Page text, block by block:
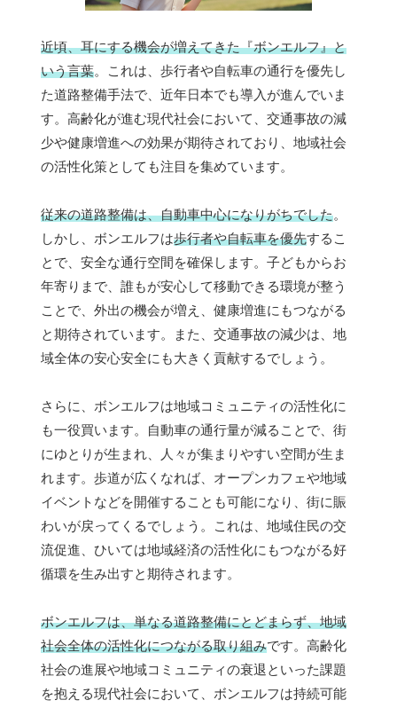
近頃、耳にする機会が増えてきた『ボンエルフ』と
いう言葉。これは、歩行者や自転車の通行を優先し
た道路整備手法で、近年日本でも導入が進んでいま
す。高齢化が進む現代社会において、交通事故の減
少や健康増進への効果が期待されており、地域社会
の活性化策としても注目を集めています。
従来の道路整備は、自動車中心になりがちでした。
しかし、ボンエルフは歩行者や自転車を優先するこ
とで、安全な通行空間を確保します。子どもからお
年寄りまで、誰もが安心して移動できる環境が整う
ことで、外出の機会が増え、健康増進にもつながる
と期待されています。また、交通事故の減少は、地
域全体の安心安全にも大きく貢献するでしょう。
さらに、ボンエルフは地域コミュニティの活性化に
も一役買います。自動車の通行量が減ることで、街
にゆとりが生まれ、人々が集まりやすい空間が生ま
れます。歩道が広くなれば、オープンカフェや地域
イベントなどを開催することも可能になり、街に賑
わいが戻ってくるでしょう。これは、地域住民の交
流促進、ひいては地域経済の活性化にもつながる好
循環を生み出すと期待されます。
ボンエルフは、単なる道路整備にとどまらず、地域
社会全体の活性化につながる取り組みです。高齢化
社会の進展や地域コミュニティの衰退といった課題
を抱える現代社会において、ボンエルフは持続可能